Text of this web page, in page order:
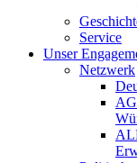
Service
Unser
Netzwerk